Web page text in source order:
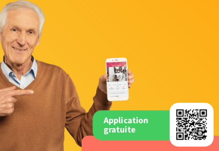
Application
gratuite